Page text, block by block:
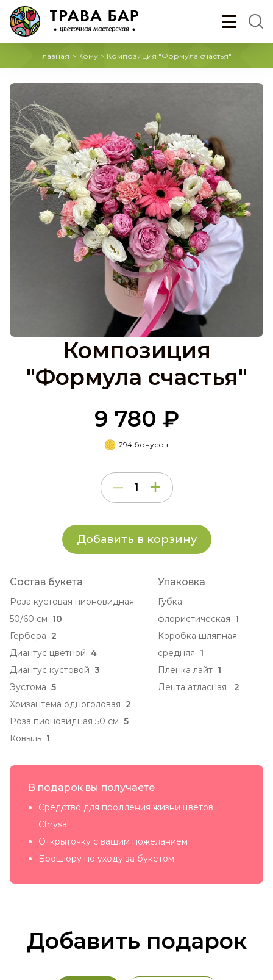
Главная > Кому > Композиция "Формула счастья"
Композиция
"Формула счастья"
9 780 ₽
294 бонусов
Добавить в корзину
Состав букета
Роза кустовая пионовидная
50/60 см 10
Гербера 2
Диантус цветной 4
Диантус кустовой 3
Эустома 5
Хризантема одноголовая 2
Роза пионовидная 50 см 5
Ковыль 1
Упаковка
Губка
флористическая 1
Коробка шляпная
средняя 1
Пленка лайт 1
Лента атласная
2
В подарок вы получаете
Средство для продления жизни цветов
Chrysal
Открыточку с вашим пожеланием
Брошюру по уходу за букетом
Добавить подарок